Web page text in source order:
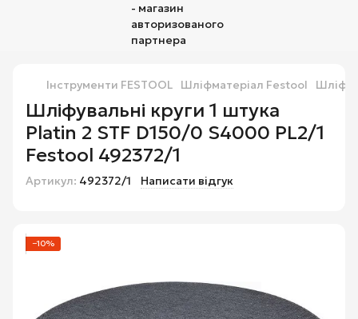
Інструменти FESTOOL Шліфматеріал Festool
Шліфувальні круги 1 штука
Platin 2 STF D150/0 S4000 PL2/1
Festool 492372/1
Артикул: 492372/1 Написати відгук
−10%